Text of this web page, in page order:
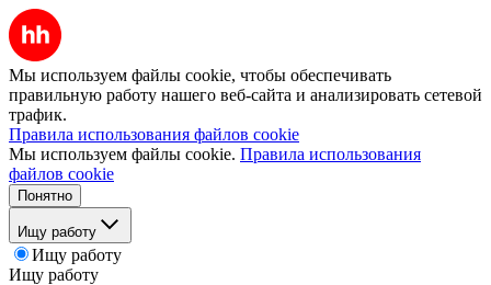
Мы используем файлы cookie, чтобы обеспечивать
правильную работу нашего веб-сайта и анализировать сетевой
трафик.
Правила использования файлов cookie
Мы используем файлы cookie. Правила использования
файлов cookie
Понятно
Ищу работу
Ищу работу
Ищу работу